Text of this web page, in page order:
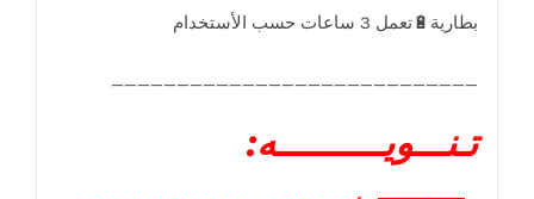
____________________________
تـنـــويــــــــــه: